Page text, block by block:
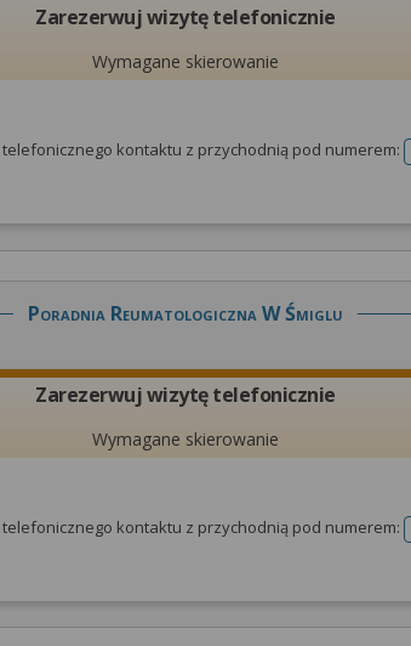
Zarezerwuj wizytę telefonicznie
Wymagane skierowanie
kontaktu z przychodnią pod numerem:
Poradnia Reumatologiczna W Śmiglu
Zarezerwuj wizytę telefonicznie
Wymagane skierowanie
kontaktu z przychodnią pod numerem: